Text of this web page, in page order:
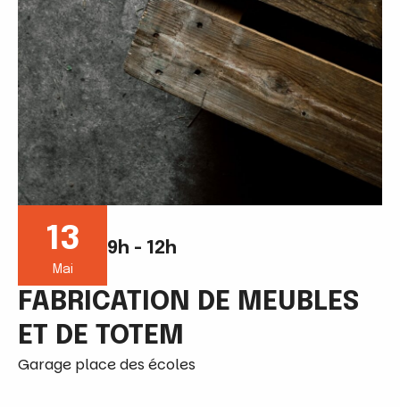
13
Mai
9h - 12h
FABRICATION DE MEUBLES
ET DE TOTEM
Garage place des écoles